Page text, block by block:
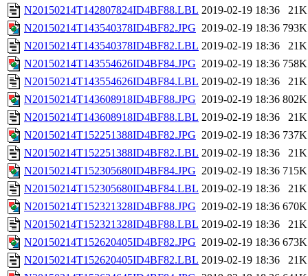
N20150214T142807824ID4BF88.LBL 2019-02-19 18:36
21K
N20150214T143540378ID4BF82.JPG 2019-02-19 18:36 793K
N20150214T143540378ID4BF82.LBL 2019-02-19 18:36
21K
N20150214T143554626ID4BF84.JPG 2019-02-19 18:36 758K
N20150214T143554626ID4BF84.LBL 2019-02-19 18:36
21K
N20150214T143608918ID4BF88.JPG 2019-02-19 18:36 802K
N20150214T143608918ID4BF88.LBL 2019-02-19 18:36
21K
N20150214T152251388ID4BF82.JPG 2019-02-19 18:36 737K
N20150214T152251388ID4BF82.LBL 2019-02-19 18:36
21K
N20150214T152305680ID4BF84.JPG 2019-02-19 18:36 715K
N20150214T152305680ID4BF84.LBL 2019-02-19 18:36
21K
N20150214T152321328ID4BF88.JPG 2019-02-19 18:36 670K
N20150214T152321328ID4BF88.LBL 2019-02-19 18:36
21K
N20150214T152620405ID4BF82.JPG 2019-02-19 18:36 673K
N20150214T152620405ID4BF82.LBL 2019-02-19 18:36
21K